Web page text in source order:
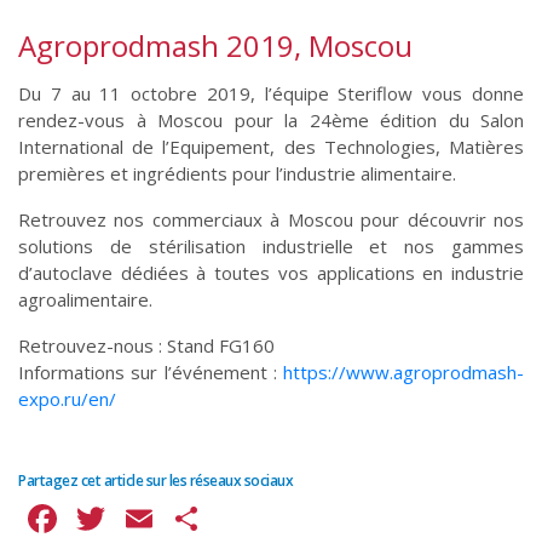
Agroprodmash 2019, Moscou
Du 7 au 11 octobre 2019, l’équipe Steriflow vous donne
rendez-vous à Moscou pour la 24ème édition du Salon
International de l’Equipement, des Technologies, Matières
premières et ingrédients pour l’industrie alimentaire.
Retrouvez nos commerciaux à Moscou pour découvrir nos
solutions de stérilisation industrielle et nos gammes
d’autoclave dédiées à toutes vos applications en industrie
agroalimentaire.
Retrouvez-nous : Stand FG160
Informations sur l’événement : https://www.agroprodmash-
expo.ru/en/
Partagez cet article sur les réseaux sociaux
Facebook
Twitter
Email